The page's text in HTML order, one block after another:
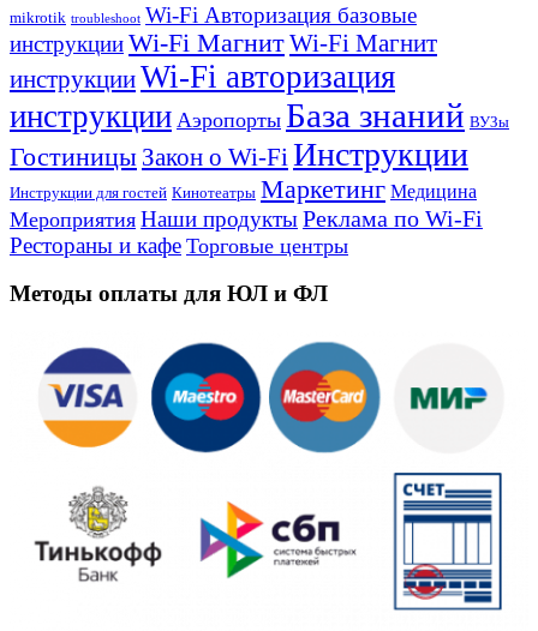
mikrotik troubleshoot Wi-Fi Авторизация базовые
инструкцииWi-Fi МагнитWi-Fi Магнит
инструкцииWi-Fi авторизация
инструкции Аэропорты База знаний ВУЗы
Гостиницы Закон о Wi-Fi Инструкции
Инструкции для гостей Кинотеатры Маркетинг Медицина
Мероприятия Наши продуктыРеклама по Wi-Fi
Рестораны и кафе Торговые центры
Методы оплаты для ЮЛ и ФЛ